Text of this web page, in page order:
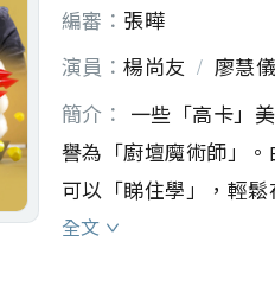
編審： 張曄
演員：楊尚友 / 廖慧
簡介： 一些「高卡」
譽為「廚壇魔術師」
可以「睇住學」，輕
着實令大家「隔住個
全文